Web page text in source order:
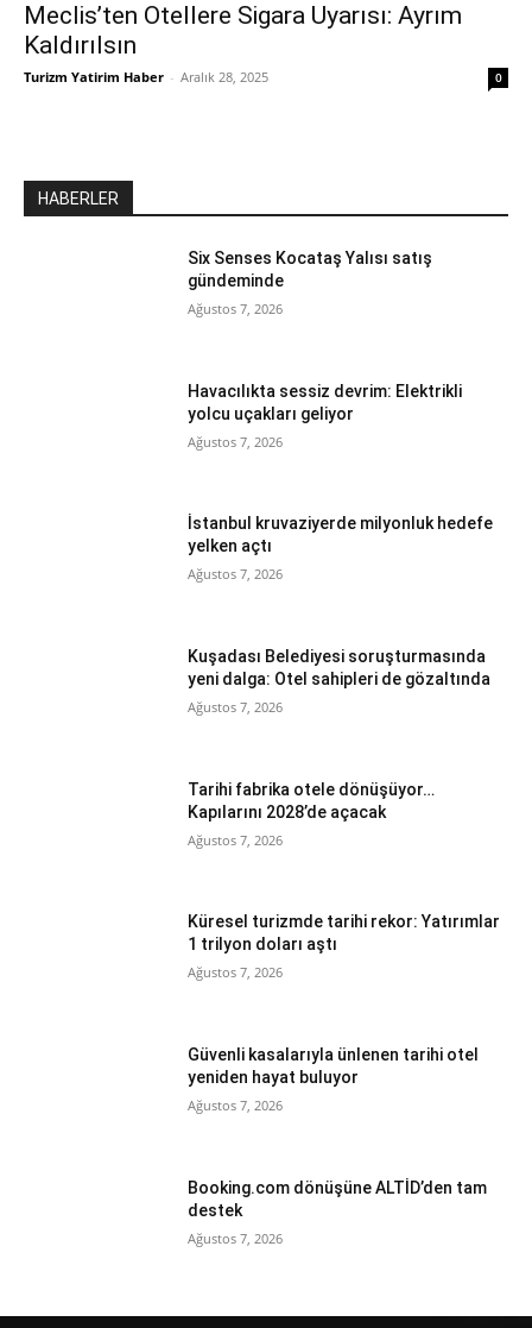
Meclis’ten Otellere Sigara Uyarısı: Ayrım
Kaldırılsın
Turizm Yatirim Haber - Aralık 28, 2025 0
HABERLER
Six Senses Kocataş Yalısı satış
gündeminde
Ağustos 7, 2026
Havacılıkta sessiz devrim: Elektrikli
yolcu uçakları geliyor
Ağustos 7, 2026
İstanbul kruvaziyerde milyonluk hedefe
yelken açtı
Ağustos 7, 2026
Kuşadası Belediyesi soruşturmasında
yeni dalga: Otel sahipleri de gözaltında
Ağustos 7, 2026
Tarihi fabrika otele dönüşüyor…
Kapılarını 2028’de açacak
Ağustos 7, 2026
Küresel turizmde tarihi rekor: Yatırımlar
1 trilyon doları aştı
Ağustos 7, 2026
Güvenli kasalarıyla ünlenen tarihi otel
yeniden hayat buluyor
Ağustos 7, 2026
Booking.com dönüşüne ALTİD’den tam
destek
Ağustos 7, 2026